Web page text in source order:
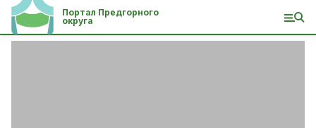
Портал Предгорного
округа